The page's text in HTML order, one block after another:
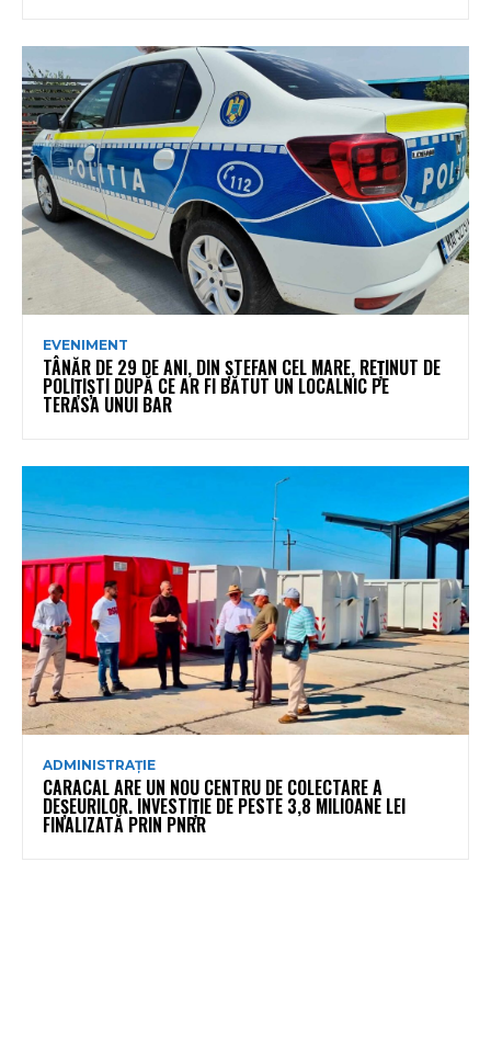
EVENIMENT
TÂNĂR DE 29 DE ANI, DIN ȘTEFAN CEL MARE, REȚINUT DE
POLIȚIȘTI DUPĂ CE AR FI BĂTUT UN LOCALNIC PE
TERASA UNUI BAR
ADMINISTRAȚIE
CARACAL ARE UN NOU CENTRU DE COLECTARE A
DEȘEURILOR. INVESTIȚIE DE PESTE 3,8 MILIOANE LEI
FINALIZATĂ PRIN PNRR